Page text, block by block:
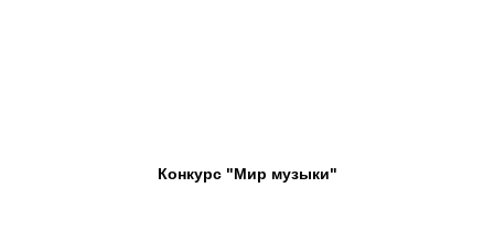
Конкурс "Мир музыки"